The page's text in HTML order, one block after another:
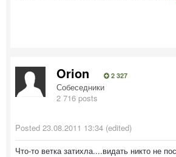
Orion 2 327
Собеседники
2 716 posts
Posted 23.08.2011 13:34 (edited)
Что-то ветка затихла....видать никто не